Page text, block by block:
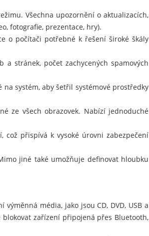
Všechna upozornění o aktualizacích,
fotografie, prezentace, hry).
o počítači potřebné k řešení široké škály
stránek, počet zachycených spamových
systém, aby šetřil systémové prostředky
ze všech obrazovek. Nabízí jednoduché
přispívá k vysoké úrovni zabezpečení
jiné také umožňuje definovat hloubku
média, jako jsou CD, DVD, USB a
zařízení připojená přes Bluetooth,